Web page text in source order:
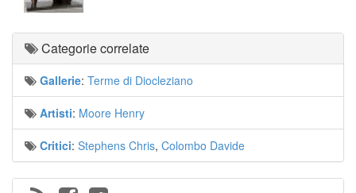
Categorie correlate
Gallerie: Terme di Diocleziano
Artisti: Moore Henry
Critici: Stephens Chris, Colombo Davide